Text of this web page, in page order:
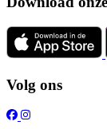
Volg ons